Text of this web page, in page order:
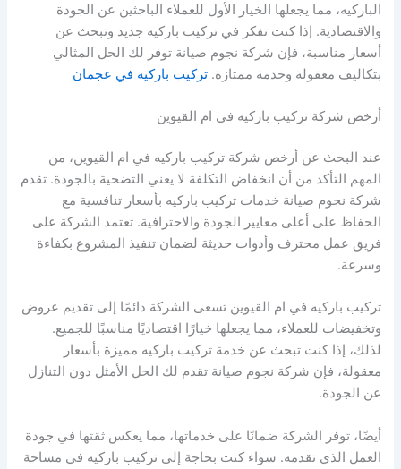
الباركيه، مما يجعلها الخيار الأول للعملاء الباحثين عن الجودة
والاقتصادية. إذا كنت تفكر في تركيب باركيه جديد وتبحث عن
أسعار مناسبة، فإن شركة نجوم صيانة توفر لك الحل المثالي
بتكاليف معقولة وخدمة ممتازة.تركيب باركيه في عجمان
أرخص شركة تركيب باركيه في ام القيوين
عند البحث عن أرخص شركة تركيب باركيه في ام القيوين، من
المهم التأكد من أن انخفاض التكلفة لا يعني التضحية بالجودة. تقدم
شركة نجوم صيانة خدمات تركيب باركيه بأسعار تنافسية مع
الحفاظ على أعلى معايير الجودة والاحترافية. تعتمد الشركة على
فريق عمل محترف وأدوات حديثة لضمان تنفيذ المشروع بكفاءة
وسرعة.
تركيب باركيه في ام القيوين تسعى الشركة دائمًا إلى تقديم عروض
وتخفيضات للعملاء، مما يجعلها خيارًا اقتصاديًا مناسبًا للجميع.
لذلك، إذا كنت تبحث عن خدمة تركيب باركيه مميزة بأسعار
معقولة، فإن شركة نجوم صيانة تقدم لك الحل الأمثل دون التنازل
عن الجودة.
أيضًا، توفر الشركة ضمانًا على خدماتها، مما يعكس ثقتها في جودة
العمل الذي تقدمه. سواء كنت بحاجة إلى تركيب باركيه في مساحة